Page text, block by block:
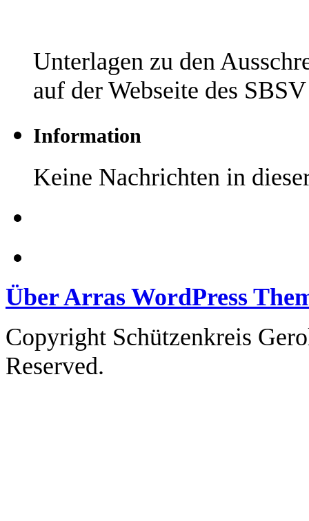
Unterlagen zu den
auf der Webseite des
Information
Keine Nachrichten in
Über Arras WordPress
Copyright Schützenkreis
Reserved.